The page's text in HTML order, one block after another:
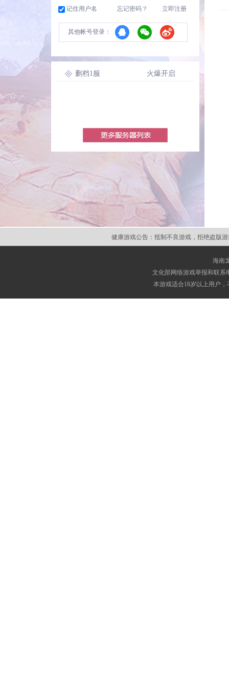
记住用户名 忘记密码？ 立即注册
其他帐号登录：
火爆开启
删档1服
健康游戏公告： 抵制不良游戏，拒绝盗版
海南
文化部网络游戏举报和联系
本游戏适合18岁以上用户